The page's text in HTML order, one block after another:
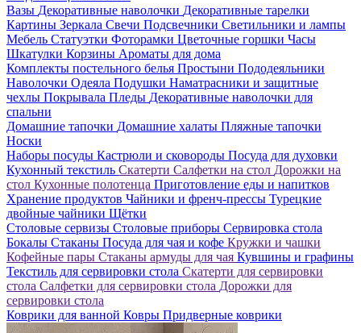
Вазы Декоративные наволочки Декоративные тарелки
Картины Зеркала Свечи Подсвечники Светильники и лампы
Мебель Статуэтки Фоторамки Цветочные горшки Часы
Шкатулки Корзины Ароматы для дома
Комплекты постельного белья Простыни Пододеяльники
Наволочки Одеяла Подушки Наматрасники и защитные
чехлы Покрывала Пледы Декоративные наволочки для
спальни
Домашние тапочки Домашние халаты Пляжные тапочки
Носки
Наборы посуды Кастрюли и сковороды Посуда для духовки
Кухонный текстиль Скатерти Салфетки на стол Дорожки на
стол Кухонные полотенца Приготовление еды и напитков
Хранение продуктов Чайники и френч-прессы Турецкие
двойные чайники Щётки
Столовые сервизы Столовые приборы Сервировка стола
Бокалы Стаканы Посуда для чая и кофе Кружки и чашки
Кофейные пары Стаканы армуды для чая Кувшины и графины
Текстиль для сервировки стола Скатерти для сервировки
стола Салфетки для сервировки стола Дорожки для
сервировки стола
Коврики для ванной Ковры Придверные коврики